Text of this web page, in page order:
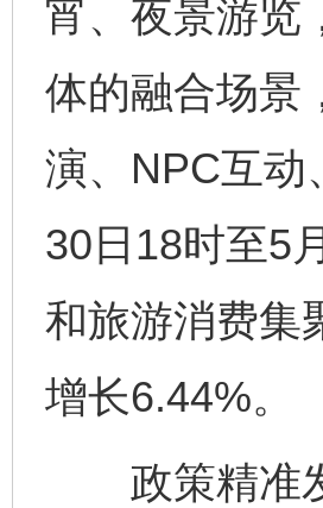
宵、夜景游览
体的融合场景
演、NPC互动
30日18时至5
和旅游消费集
增长6.44%。
政策精准发